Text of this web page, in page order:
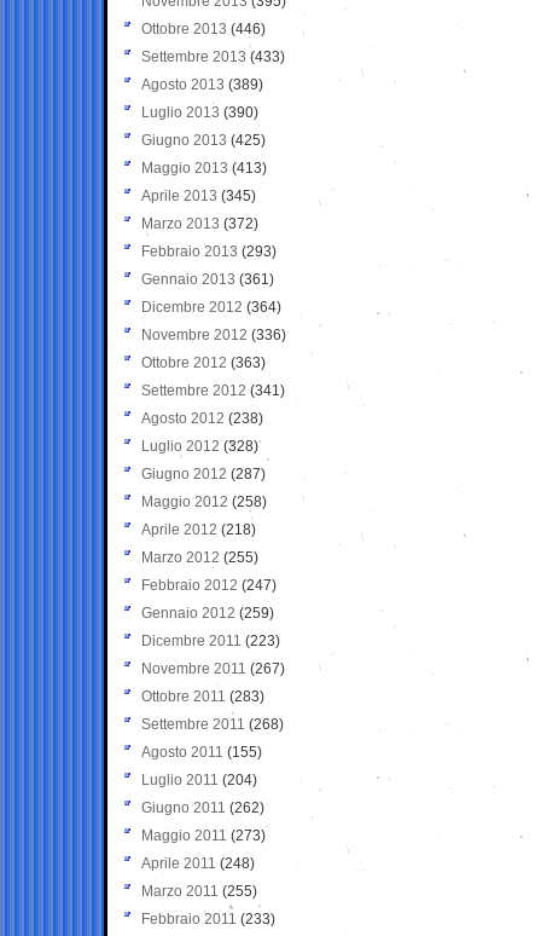
Ottobre 2013 (446)
Settembre 2013 (433)
Agosto 2013 (389)
Luglio 2013 (390)
Giugno 2013 (425)
Maggio 2013 (413)
Aprile 2013 (345)
Marzo 2013 (372)
Febbraio 2013 (293)
Gennaio 2013 (361)
Dicembre 2012 (364)
Novembre 2012 (336)
Ottobre 2012 (363)
Settembre 2012 (341)
Agosto 2012 (238)
Luglio 2012 (328)
Giugno 2012 (287)
Maggio 2012 (258)
Aprile 2012 (218)
Marzo 2012 (255)
Febbraio 2012 (247)
Gennaio 2012 (259)
Dicembre 2011 (223)
Novembre 2011 (267)
Ottobre 2011 (283)
Settembre 2011 (268)
Agosto 2011 (155)
Luglio 2011 (204)
Giugno 2011 (262)
Maggio 2011 (273)
Aprile 2011 (248)
Marzo 2011 (255)
Febbraio 2011 (233)